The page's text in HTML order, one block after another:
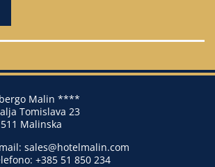
Malin ****
Tomislava 23
Malinska
sales@hotelmalin.com
+385 51 850 234